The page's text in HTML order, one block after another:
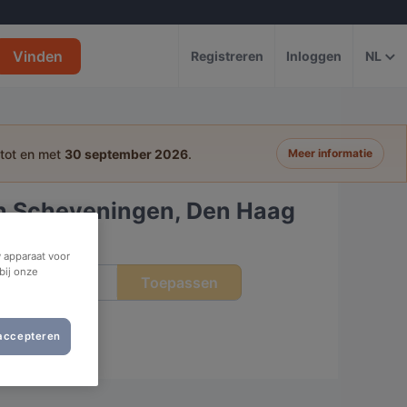
Vinden Registreren Inloggen NL
en met 30 september 2026. Meer informatie
Den Haag
Toepassen
voor
onze